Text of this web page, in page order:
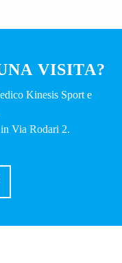
VISITA?
Kinesis Sport e
in Via Rodari 2.